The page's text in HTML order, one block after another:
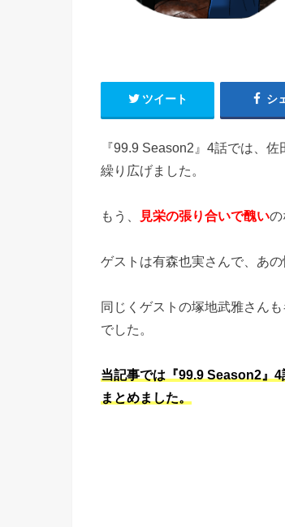
ツイート シ
『99.9 Season2』4話では、
繰り広げました。
もう、 見栄の張り合いで醜い
ゲストは有森也実さんで、あ
同じくゲストの塚地武雅さん
でした。
当記事では『99.9 Season2』
まとめました。